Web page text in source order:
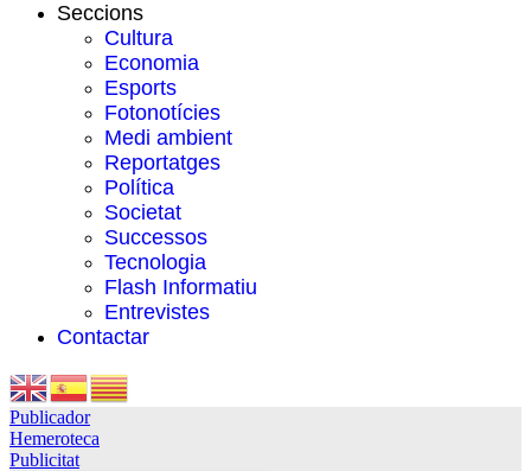
Seccions
Cultura
Economia
Esports
Fotonotícies
Medi ambient
Reportatges
Política
Societat
Successos
Tecnologia
Flash Informatiu
Entrevistes
Contactar
Publicador
Hemeroteca
Publicitat